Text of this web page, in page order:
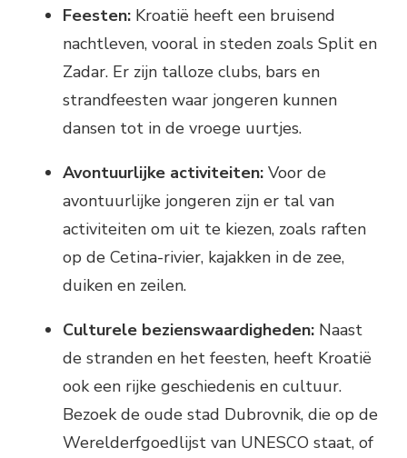
Feesten: Kroatië heeft een bruisend
nachtleven, vooral in steden zoals Split en
Zadar. Er zijn talloze clubs, bars en
strandfeesten waar jongeren kunnen
dansen tot in de vroege uurtjes.
Avontuurlijke activiteiten: Voor de
avontuurlijke jongeren zijn er tal van
activiteiten om uit te kiezen, zoals raften
op de Cetina-rivier, kajakken in de zee,
duiken en zeilen.
Culturele bezienswaardigheden: Naast
de stranden en het feesten, heeft Kroatië
ook een rijke geschiedenis en cultuur.
Bezoek de oude stad Dubrovnik, die op de
Werelderfgoedlijst van UNESCO staat, of